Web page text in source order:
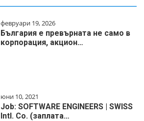
февруари 19, 2026
България е превърната не само в
корпорация, акцион…
юни 10, 2021
Job: SOFTWARE ENGINEERS | SWISS
Intl. Co. (заплата…